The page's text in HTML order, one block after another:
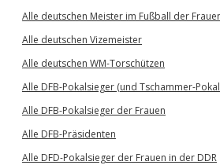
Alle deutschen Meister im Fußball der
Alle deutschen Vizemeister
Alle deutschen WM-Torschützen
Alle DFB-Pokalsieger (und Tschammer-
Alle DFB-Pokalsieger der Frauen
Alle DFB-Präsidenten
Alle DFD-Pokalsieger der Frauen in der DDR